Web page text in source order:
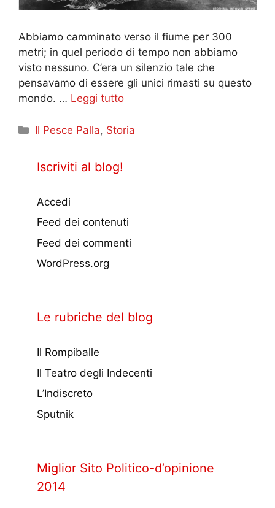
Abbiamo camminato verso il fiume per 300
metri; in quel periodo di tempo non abbiamo
visto nessuno. C’era un silenzio tale che
pensavamo di essere gli unici rimasti su questo
mondo. … Leggi tutto
Categorie
Il Pesce Palla, Storia
Iscriviti al blog!
Accedi
Feed dei contenuti
Feed dei commenti
WordPress.org
Le rubriche del blog
Il Rompiballe
Il Teatro degli Indecenti
L’Indiscreto
Sputnik
Miglior Sito Politico-d’opinione
2014